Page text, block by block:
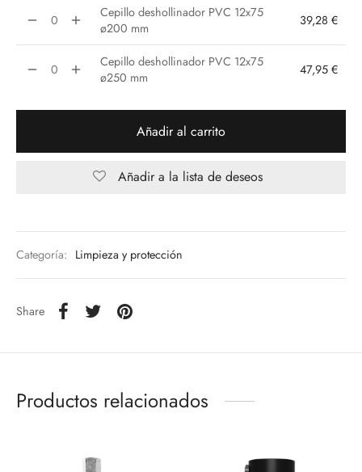
47,95 €
Cepillo deshollinador PVC 12x75
ø200 mm
39,28 €
Cepillo deshollinador PVC 12x75
ø250 mm
47,95 €
Añadir al carrito
Añadir a la lista de deseos
Categoría: Limpieza y protección
Share
Productos relacionados